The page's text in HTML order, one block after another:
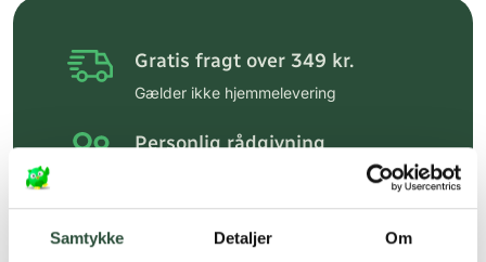
Samtykke Detaljer Om
Gratis fragt over 349 kr.
Gælder ikke hjemmelevering
Personlig rådgivning
Hurtig levering (30 min. i Kbh)